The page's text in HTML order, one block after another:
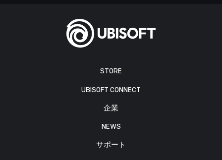
STORE
UBISOFT CONNECT
企業
NEWS
サポート